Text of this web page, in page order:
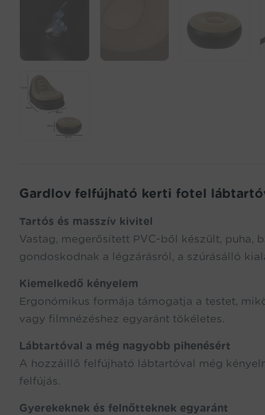
Gardlov felfújható kerti fotel
Tartós és masszív kivitel
Vastag, megerősített PVC-ből készült, puha,
gondoskodnak a légzárásról, a szúrásálló
Kiemelkedő kényelem
Ergonómikus formája támogatja a testet,
vagy filmnézéshez egyaránt tökéletes.
Lábtartóval a még nagyobb pihenésért
A hozzáillő felfújható lábtartóval még
felfújás.
Gyerekeknek és felnőtteknek egyaránt